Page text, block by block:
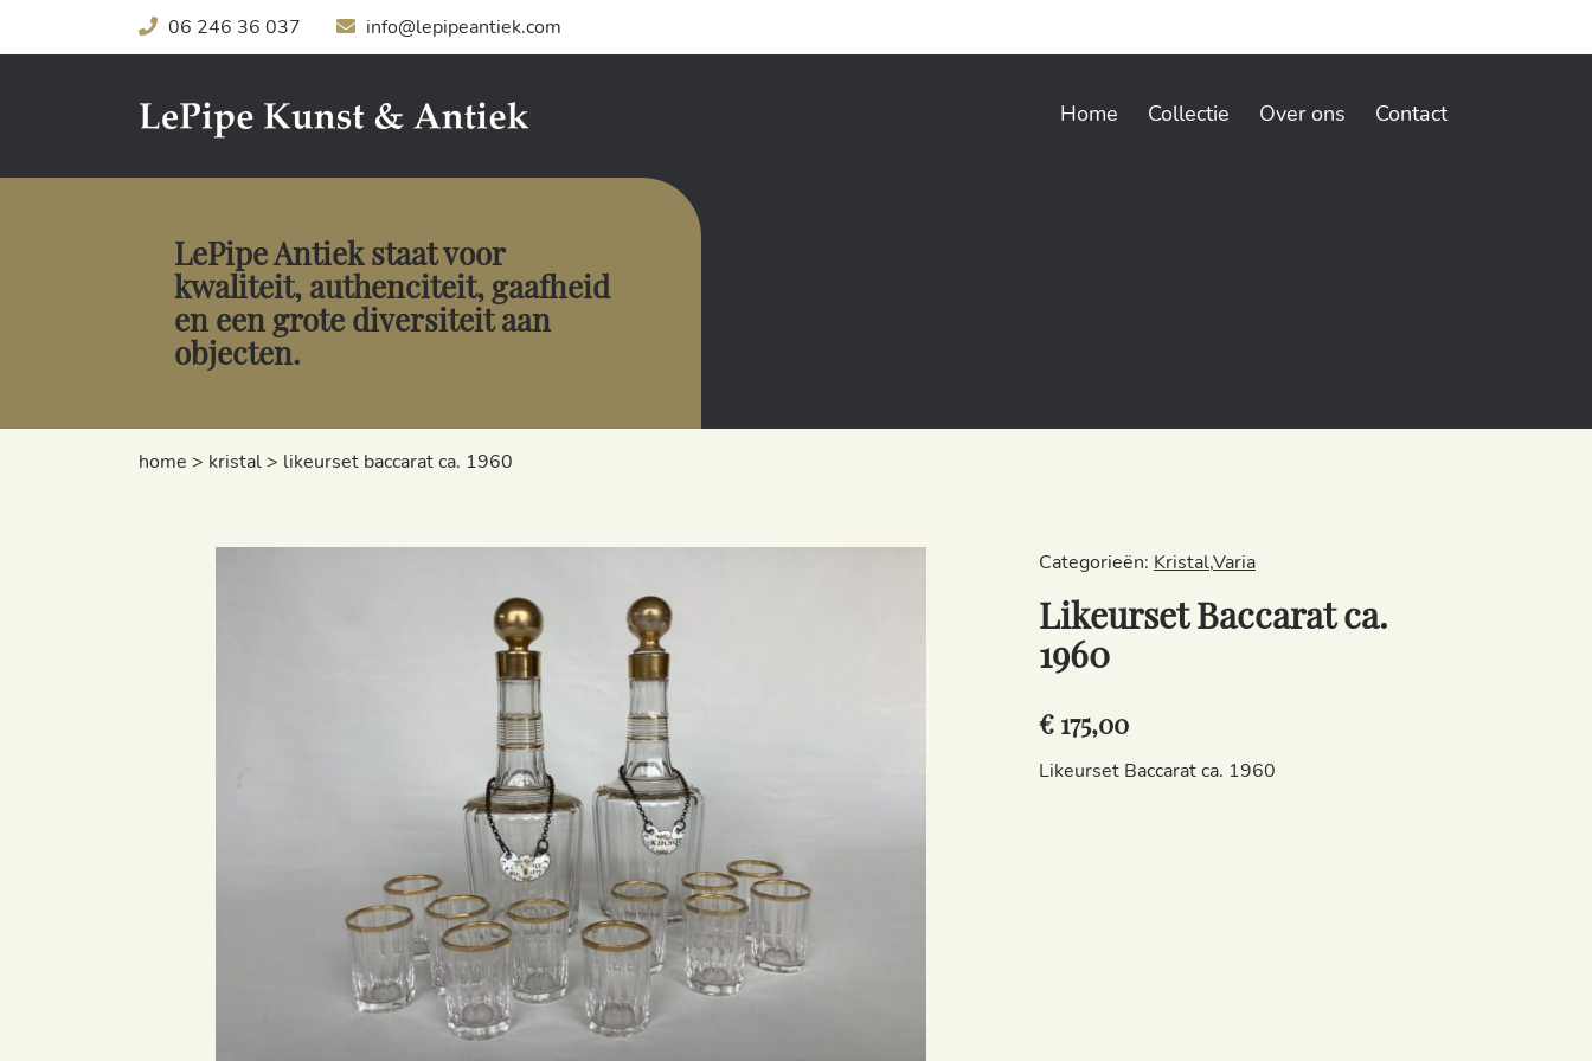
06 246 36 037 info@lepipeantiek.com
Home Collectie Over ons Contact
LePipe Antiek staat voor
kwaliteit, authenciteit, gaafheid
en een grote diversiteit aan
objecten.
home > kristal> likeurset baccarat ca. 1960
Categorieën: Kristal,Varia
Likeurset Baccarat ca.
1960
€ 175,00
Likeurset Baccarat ca. 1960